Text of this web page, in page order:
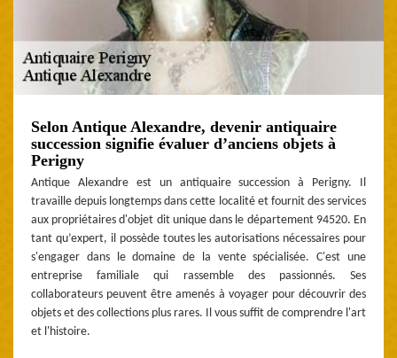
Selon Antique Alexandre, devenir antiquaire
succession signifie évaluer d’anciens objets à
Perigny
Antique Alexandre est un antiquaire succession à Perigny. Il
travaille depuis longtemps dans cette localité et fournit des services
aux propriétaires d'objet dit unique dans le département 94520. En
tant qu’expert, il possède toutes les autorisations nécessaires pour
s'engager dans le domaine de la vente spécialisée. C'est une
entreprise familiale qui rassemble des passionnés. Ses
collaborateurs peuvent être amenés à voyager pour découvrir des
objets et des collections plus rares. Il vous suffit de comprendre l'art
et l'histoire.